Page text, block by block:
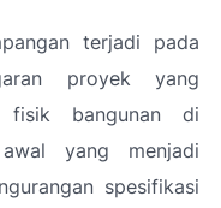
terjadi pada
proyek yang
fisik bangunan di
yang menjadi
spesifikasi